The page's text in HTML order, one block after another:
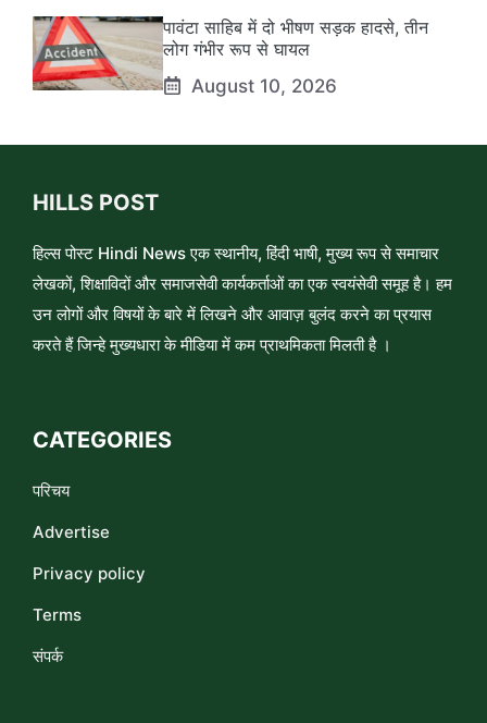
पावंटा साहिब में दो भीषण सड़क हादसे, तीन
लोग गंभीर रूप से घायल
August 10, 2026
HILLS POST
हिल्स पोस्ट Hindi News एक स्थानीय, हिंदी भाषी, मुख्य रूप से समाचार
लेखकों, शिक्षाविदों और समाजसेवी कार्यकर्ताओं का एक स्वयंसेवी समूह है। हम
उन लोगों और विषयों के बारे में लिखने और आवाज़ बुलंद करने का प्रयास
करते हैं जिन्हे मुख्यधारा के मीडिया में कम प्राथमिकता मिलती है ।
CATEGORIES
परिचय
Advertise
Privacy policy
Terms
संपर्क